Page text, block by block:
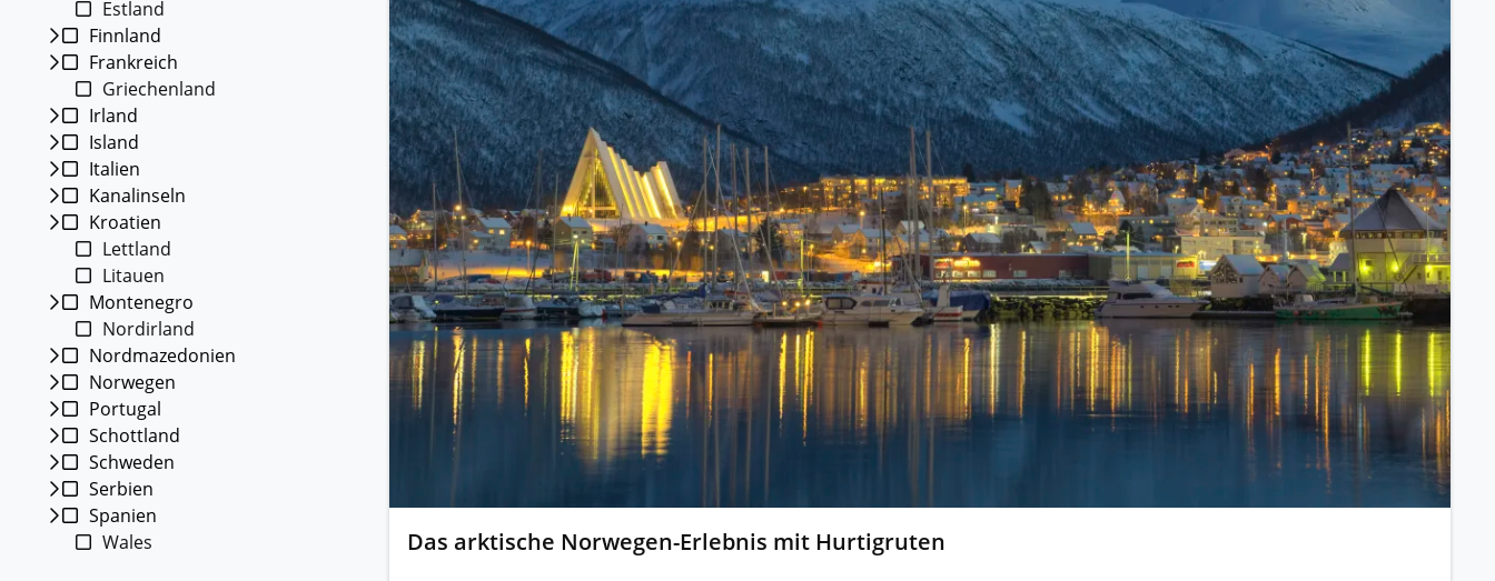
Kleingruppenreisen
Reisen in kleinen Gruppen mit max. 18
Teilnehmern – persönlich, intensiv und
entspannt.
Alle Gruppenreisen
Eine Stadt als Ausgangspunkt für spannende
Erkundungen und Ausflüge in die Umgebung.
Alle Autoreisen & mehr
Landausflüge
Sehenswürdigkeiten an Land entdecken.
Alle Schiffsreisen
Estland
Finnland
Frankreich
Griechenland
Irland
Island
Italien
Kanalinseln
Kroatien
Lettland
Litauen
Montenegro
Nordirland
Nordmazedonien
Norwegen
Portugal
Schottland
Schweden
Serbien
Spanien
Wales
Das arktische Norwegen-Erlebnis mit Hurtigruten